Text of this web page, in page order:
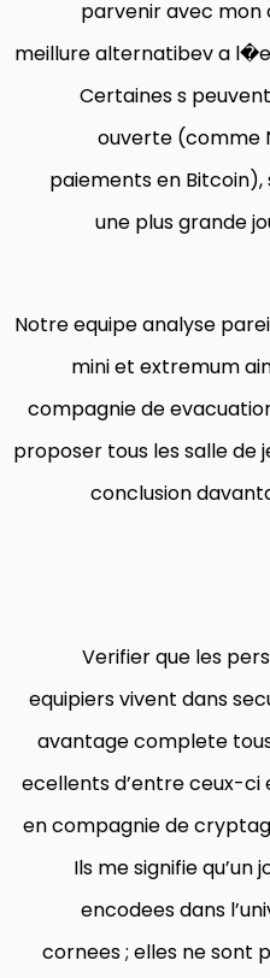
parvenir avec
meillure alternatibev a
Certaines s
ouverte (comme
paiements en
une plus grande
Notre equipe analyse
mini et extremum
compagnie de
proposer tous les salle de
conclusion
Verifier que les
equipiers vivent dans
avantage complete
ecellents d’entre ceux-
en compagnie de
Ils me signifie
encodees dans
cornees ; elles ne sont